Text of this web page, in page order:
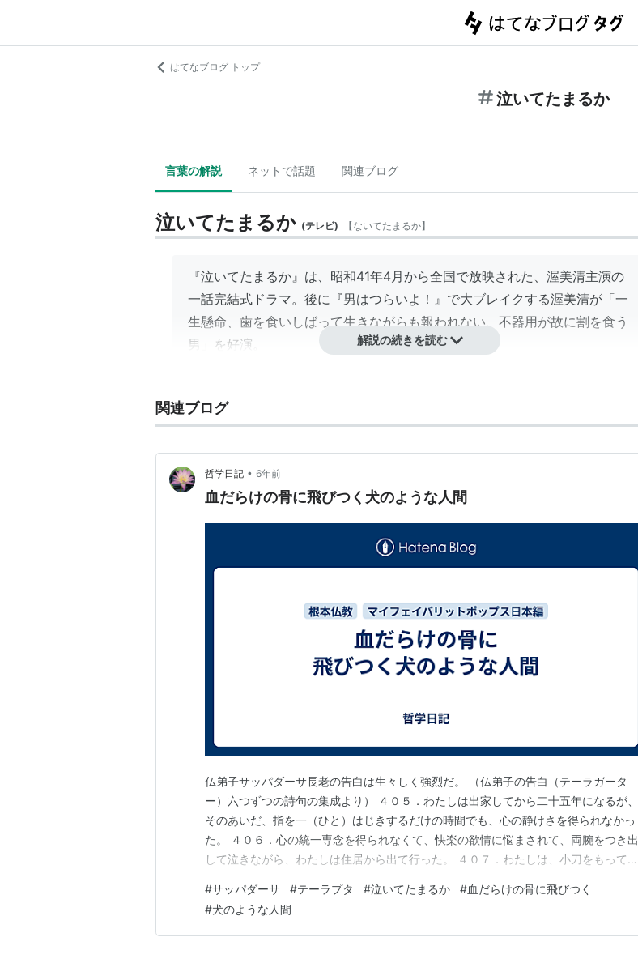
はてなブログ トップ
泣いてたまるか
言葉の解説 ネットで話題 関連ブログ
泣いてたまるか (テレビ) 【ないてたまるか】
『泣いてたまるか』は、昭和41年4月から全国で放映された、渥美清主演の
一話完結式ドラマ。後に『男はつらいよ！』で大ブレイクする渥美清が「一
生懸命、歯を食いしばって生きながらも報われない、不器用が故に割を食う
男」を好演。
解説の続きを読む
関連ブログ
哲学日記 • 6年前
血だらけの骨に飛びつく犬のような人間
仏弟子サッパダーサ長老の告白は生々しく強烈だ。 （仏弟子の告白（テーラガータ
ー）六つずつの詩句の集成より） ４０５．わたしは出家してから二十五年になるが、
そのあいだ、指を一（ひと）はじきするだけの時間でも、心の静けさを得られなかっ
た。 ４０６．心の統一専念を得られなくて、快楽の欲情に悩まされて、両腕をつき出
して泣きながら、わたしは住居から出て行った。 ４０７．わたしは、小刀をもって来
どのようにして死ぬべきであろうか？ 下の朗読8分ごろから。 佛弟子の告白07 六つず
つの詩句の集成 わたくしが山の洞窟に連れもなくただ一…
#サッパダーサ #テーラプタ #泣いてたまるか #血だらけの骨に飛びつく
#犬のような人間